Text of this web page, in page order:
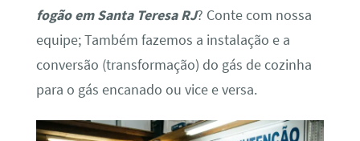
fogão em Santa Teresa RJ? Conte com nossa
equipe; Também fazemos a instalação e a
conversão (transformação) do gás de cozinha
para o gás encanado ou vice e versa.